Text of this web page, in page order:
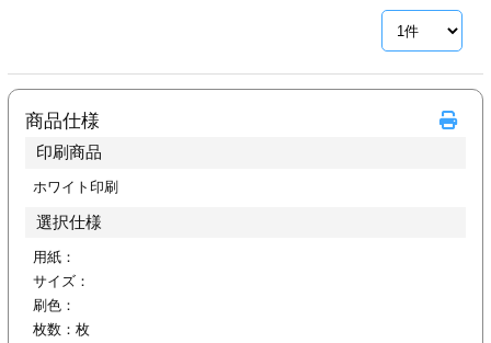
フォルダー
ファイル印刷
印刷
名刺印刷
印刷
ムカード印刷
ード印刷
商品仕様
印刷商品
ホワイト印刷
選択仕様
用紙：
サイズ：
刷色：
枚数： 枚